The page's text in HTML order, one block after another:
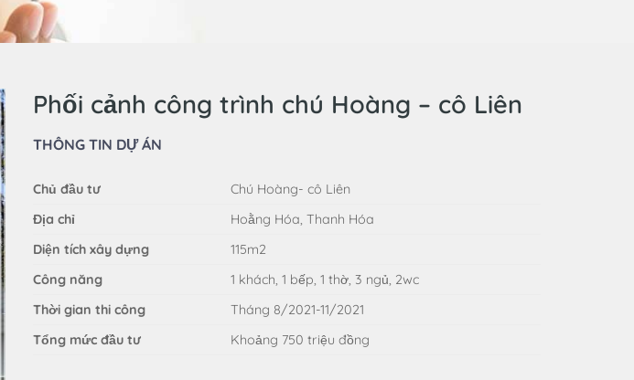
Phối cảnh công trình chú Hoàng – cô Liên
THÔNG TIN DỰ ÁN
Chủ đầu tư
Chú Hoàng- cô Liên
Địa chỉ
Hoằng Hóa, Thanh Hóa
Diện tích xây dựng
115m2
Công năng
1 khách, 1 bếp, 1 thờ, 3 ngủ, 2wc
Thời gian thi công
Tháng 8/2021-11/2021
Tổng mức đầu tư
Khoảng 750 triệu đồng